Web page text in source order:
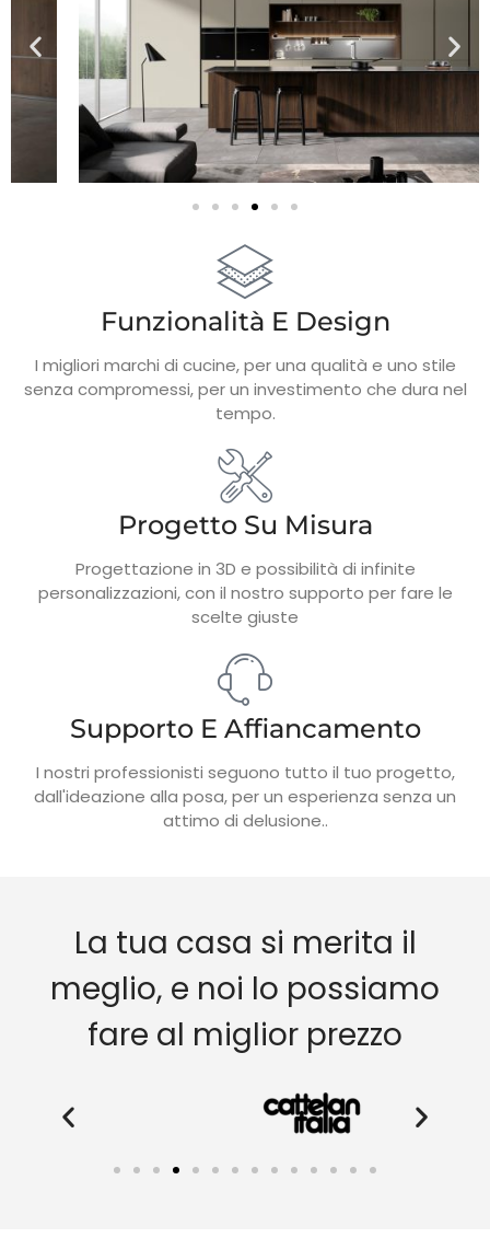
Funzionalità E Design
I migliori marchi di cucine, per una qualità e uno stile
senza compromessi, per un investimento che dura nel
tempo.
Progetto Su Misura
Progettazione in 3D e possibilità di infinite
personalizzazioni, con il nostro supporto per fare le
scelte giuste
Supporto E Affiancamento
I nostri professionisti seguono tutto il tuo progetto,
dall'ideazione alla posa, per un esperienza senza un
attimo di delusione..
La tua casa si merita il
meglio, e noi lo possiamo
fare al miglior prezzo